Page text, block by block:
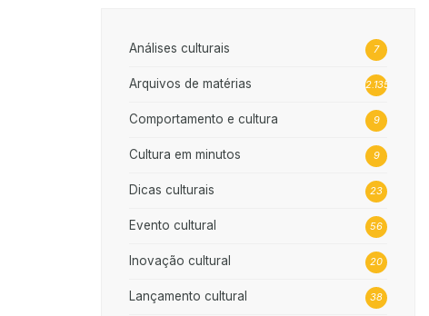
Análises culturais 7
Arquivos de matérias 2.135
Comportamento e cultura 9
Cultura em minutos 9
Dicas culturais 23
Evento cultural 56
Inovação cultural 20
Lançamento cultural 38